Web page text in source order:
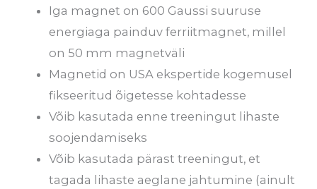
Iga magnet on 600 Gaussi suuruse
energiaga painduv ferriitmagnet, millel
on 50 mm magnetväli
Magnetid on USA ekspertide kogemusel
fikseeritud õigetesse kohtadesse
Võib kasutada enne treeningut lihaste
soojendamiseks
Võib kasutada pärast treeningut, et
tagada lihaste aeglane jahtumine (ainult